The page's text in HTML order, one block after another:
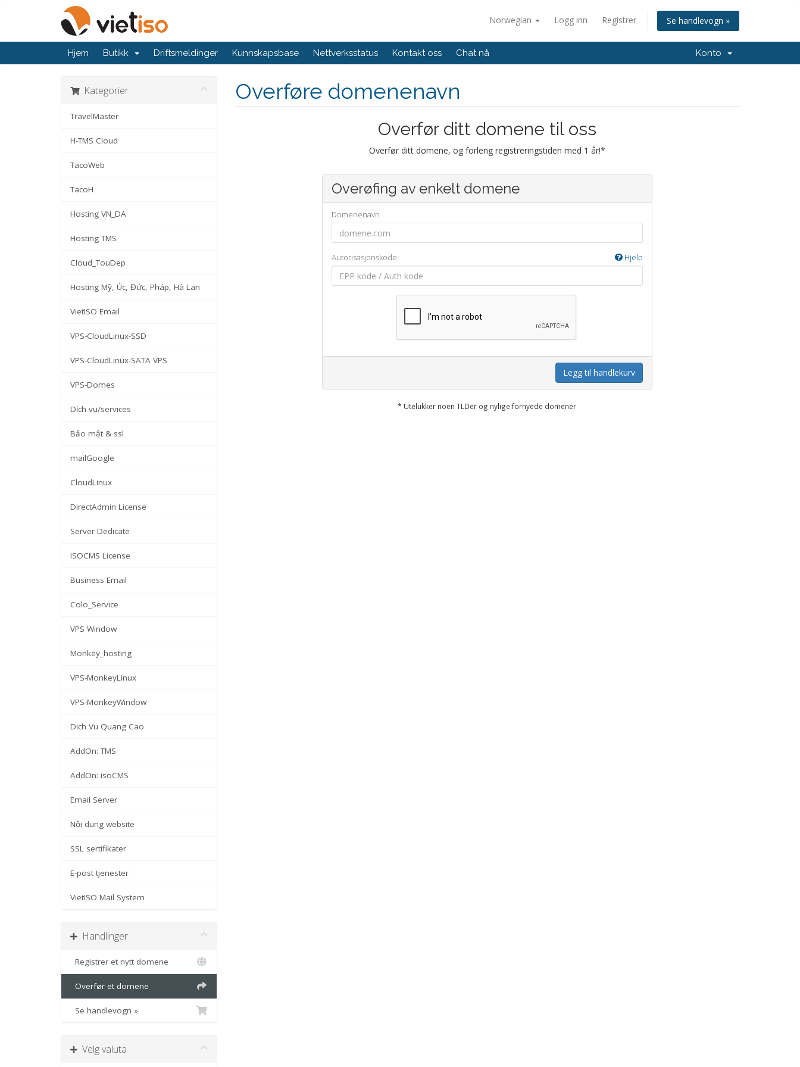
Norwegian Logg inn Registrer Se handlevogn »
Hjem Butikk Driftsmeldinger Kunnskapsbase Nettverksstatus Kontakt oss Chat nå Konto
Kategorier
TravelMaster
H-TMS Cloud
TacoWeb
TacoH
Hosting VN_DA
Hosting TMS
Cloud_TouDep
Hosting Mỹ, Úc, Đức, Pháp, Hà Lan
VietISO Email
VPS-CloudLinux-SSD
VPS-CloudLinux-SATA VPS
VPS-Domes
Dịch vụ/services
Bảo mật & ssl
mailGoogle
CloudLinux
DirectAdmin License
Server Dedicate
ISOCMS License
Business Email
Colo_Service
VPS Window
Monkey_hosting
VPS-MonkeyLinux
VPS-MonkeyWindow
Dich Vu Quang Cao
AddOn: TMS
AddOn: isoCMS
Email Server
Nội dung website
SSL sertifikater
E-post tjenester
VietISO Mail System
Handlinger
Registrer et nytt domene
Overfør et domene
Se handlevogn »
Velg valuta
Overføre domenenavn
Overfør ditt domene til oss
Overfør ditt domene, og forleng registreringstiden med 1 år!*
Overøfing av enkelt domene
Domenenavn
Autorisasjonskode Hjelp
Legg til handlekurv
* Utelukker noen TLDer og nylige fornyede domener